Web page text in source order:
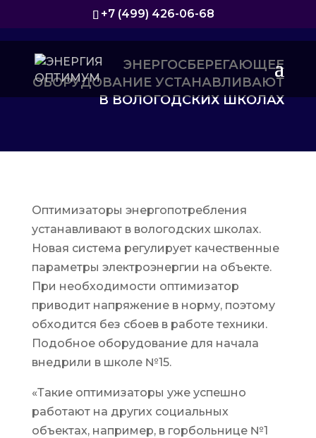
+7 (499) 426-06-68
ЭНЕРГОСБЕРЕГАЮЩЕЕ
ОБОРУДОВАНИЕ УСТАНАВЛИВАЮТ
В ВОЛОГОДСКИХ ШКОЛАХ
Оптимизаторы энергопотребления
устанавливают в вологодских школах.
Новая система регулирует качественные
параметры электроэнергии на объекте.
При необходимости оптимизатор
приводит напряжение в норму, поэтому
обходится без сбоев в работе техники.
Подобное оборудование для начала
внедрили в школе №15.
«Такие оптимизаторы уже успешно
работают на других социальных
объектах, например, в горбольнице №1